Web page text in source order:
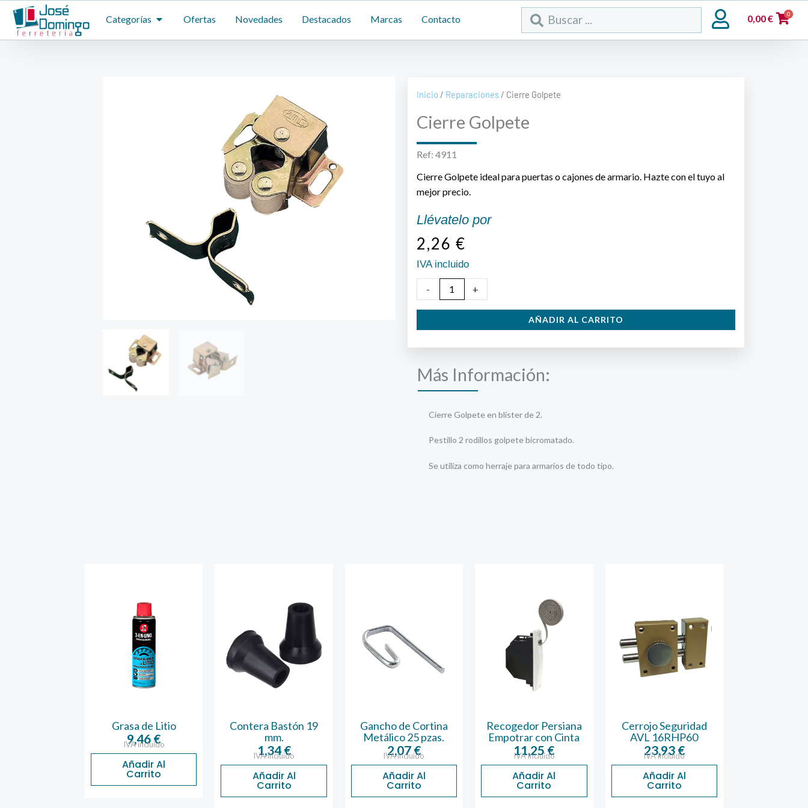
contenido
Categorías ABRIR CATEGORÍAS
Ofertas Novedades Destacados Marcas Contacto
Search
...
0,00€ 0
Inicio / Reparaciones/ Cierre Golpete
Cierre Golpete
Ref: 4911
Cierre Golpete ideal para puertas o cajones de armario. Hazte con el tuyo al
mejor precio.
Llévatelo por
2,26 €
IVA incluido
-
Golpete
+
AÑADIR AL CARRITO
Más Información:
Cierre Golpete en blíster de 2.
Pestillo 2 rodillos golpete bicromatado.
Se utiliza como herraje para armarios de todo tipo.
Grasa de Litio
9,46 €
IVA incluido
Añadir Al
Carrito
Contera Bastón 19
mm.
1,34€
IVA incluido
Añadir Al
Carrito
Gancho de Cortina
Metálico 25 pzas.
2,07€
IVA incluido
Añadir Al
Carrito
Recogedor Persiana
Empotrar con Cinta
11,25€
IVA incluido
Añadir Al
Carrito
Cerrojo Seguridad
AVL 16RHP60
23,93 €
IVA incluido
Añadir Al
Carrito